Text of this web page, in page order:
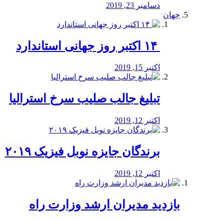
دسامبر 23, 2019
جهان
اکتبر 15, 2019
تبلیغ جالب صلیب سرخ استرالیا
اکتبر 12, 2019
برندگان جایزه نوبل فیزیک ۲۰۱۹
اکتبر 12, 2019
بازدید مدیران ارشد وزارت راه